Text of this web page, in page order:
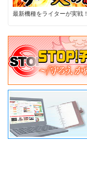
最新機種をライターが実戦！